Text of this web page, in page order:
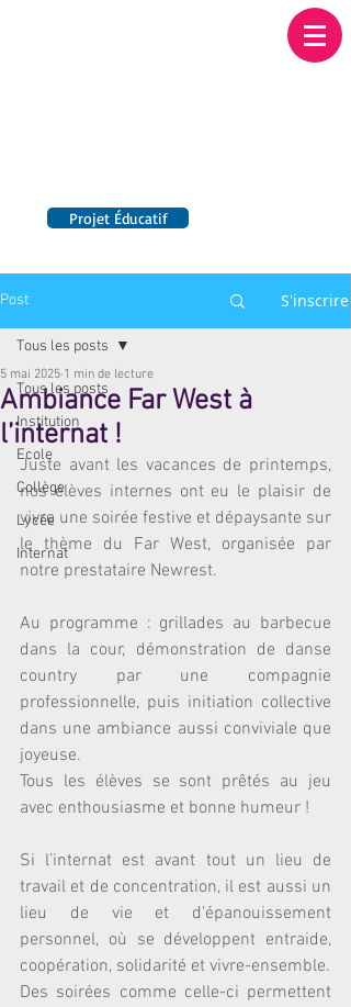
Projet Éducatif
Post S'inscrire
Tous les posts
Institution
Ecole
Collège
Lycée
Internat
Tous les posts
Ambiance Far West à
l’internat !
5 mai 2025 1 min de lecture
Juste avant les vacances de printemps,
nos élèves internes ont eu le plaisir de
vivre une soirée festive et dépaysante sur
le thème du Far West, organisée par
notre prestataire Newrest.
Au programme : grillades au barbecue
dans la cour, démonstration de danse
country par une compagnie
professionnelle, puis initiation collective
dans une ambiance aussi conviviale que
joyeuse.
Tous les élèves se sont prêtés au jeu
avec enthousiasme et bonne humeur !
Si l’internat est avant tout un lieu de
travail et de concentration, il est aussi un
lieu de vie et d’épanouissement
personnel, où se développent entraide,
coopération, solidarité et vivre-ensemble.
Des soirées comme celle-ci permettent